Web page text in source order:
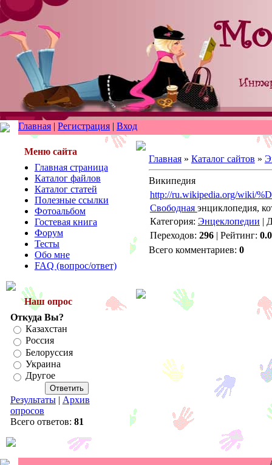
Главная | Регистрация | Вход
Меню сайта
Главная страница
Каталог файлов
Каталог статей
Полезные ссылки
Фотоальбом
Гостевая книга
Форум
Тесты
Обо мне
FAQ (вопрос/ответ)
Наш опрос
Откуда Вы?
Казахстан
Россия
Белоруссия
Украина
Другое
Результаты| Архив
опросов
Всего ответов: 81
Главная» Каталог сайтов »
Википедия
http://ru.wikipedia.org/wiki/
Свободная энциклопедия,
Категория: Энцеклопедии |
Переходов: 296| Рейтинг: 0.0
Всего комментариев: 0